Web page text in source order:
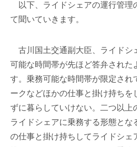
以下、ライドシェアの運行管理
て聞いていきます。
古川国土交通副大臣、ライドシ
可能な時間帯が先ほど答弁された
す。乗務可能な時間帯が限定され
ークなどほかの仕事と掛け持ちを
ずに暮らしていけない。二つ以上
ライドシェアに乗務する形態とな
の仕事と掛け持ちしてライドシェ